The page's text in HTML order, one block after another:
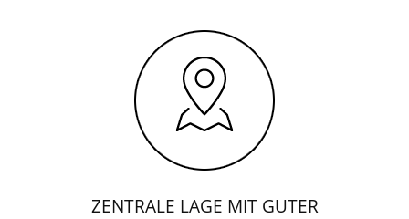
ZENTRALE LAGE MIT GUTER